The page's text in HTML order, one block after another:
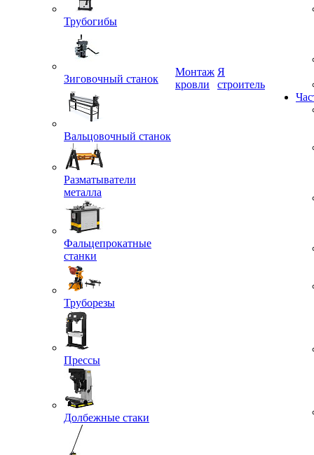
Трубогибы
Зиговочный станок
Вальцовочный станок
Разматыватели
металла
Фальцепрокатные
станки
Труборезы
Прессы
Долбежные стаки
Монтаж
кровли
Я
строитель